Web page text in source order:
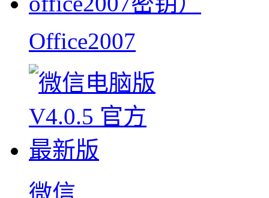
Office2007